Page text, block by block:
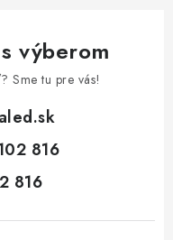
výberom
Sme tu pre vás!
816
816